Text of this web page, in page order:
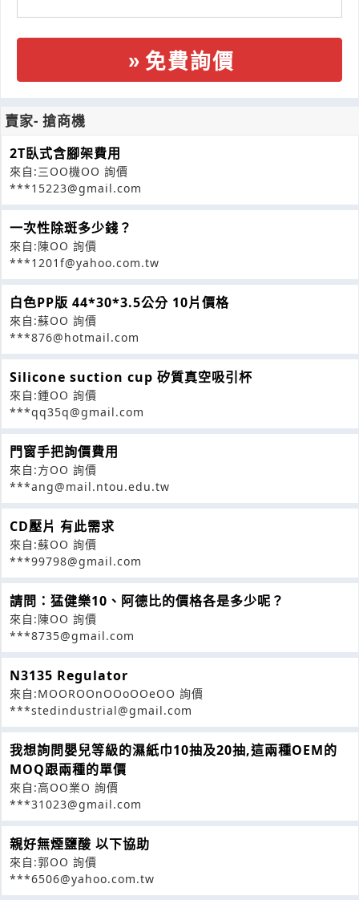
免費詢價
賣家- 搶商機
2T臥式含腳架費用
來自:三OO機OO 詢價
***15223@gmail.com
一次性除斑多少錢？
來自:陳OO 詢價
***1201f@yahoo.com.tw
白色PP版 44*30*3.5公分 10片價格
來自:蘇OO 詢價
***876@hotmail.com
Silicone suction cup 矽質真空吸引杯
來自:鍾OO 詢價
***qq35q@gmail.com
門窗手把詢價費用
來自:方OO 詢價
***ang@mail.ntou.edu.tw
CD壓片 有此需求
來自:蘇OO 詢價
***99798@gmail.com
請問：猛健樂10、阿德比的價格各是多少呢？
來自:陳OO 詢價
***8735@gmail.com
N3135 Regulator
來自:MOOROOnOOoOOeOO 詢價
***stedindustrial@gmail.com
我想詢問嬰兒等級的濕紙巾10抽及20抽,這兩種OEM的
MOQ跟兩種的單價
來自:高OO業O 詢價
***31023@gmail.com
親好無煙鹽酸 以下協助
來自:郭OO 詢價
***6506@yahoo.com.tw